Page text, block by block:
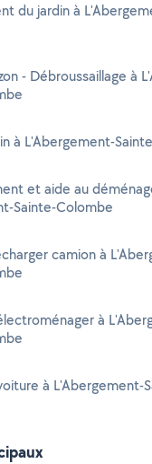
du jardin à
- Débroussaillage à
à L'Abergement-
et aide au
Sainte-Colombe
camion à
à
à L'Abergement-